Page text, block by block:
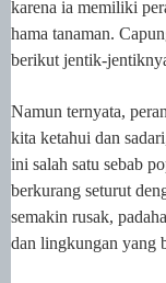
karena ia memiliki
hama tanaman.
berikut jentik-
Namun ternyata,
kita ketahui dan
ini salah satu sebab
berkurang seturut
semakin rusak,
dan lingkungan yang